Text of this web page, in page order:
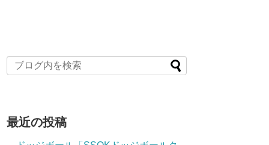
最近の投稿